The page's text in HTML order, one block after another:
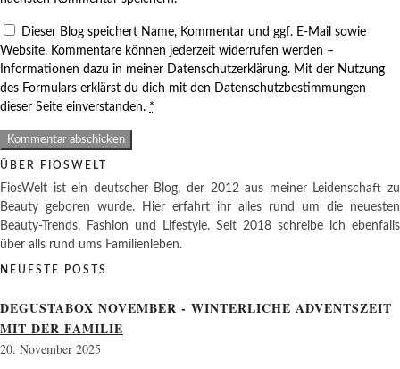
Dieser Blog speichert Name, Kommentar und ggf. E-Mail sowie
Website. Kommentare können jederzeit widerrufen werden –
Informationen dazu in meiner Datenschutzerklärung. Mit der Nutzung
des Formulars erklärst du dich mit den Datenschutzbestimmungen
dieser Seite einverstanden. *
ÜBER FIOSWELT
FiosWelt ist ein deutscher Blog, der 2012 aus meiner Leidenschaft zu
Beauty geboren wurde. Hier erfahrt ihr alles rund um die neuesten
Beauty-Trends, Fashion und Lifestyle. Seit 2018 schreibe ich ebenfalls
über alls rund ums Familienleben.
NEUESTE POSTS
DEGUSTABOX NOVEMBER - WINTERLICHE ADVENTSZEIT
MIT DER FAMILIE
20. November 2025